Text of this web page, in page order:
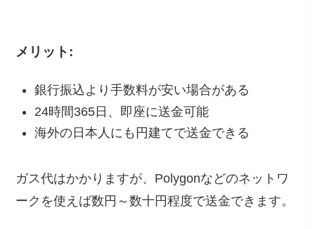
メリット:
銀行振込より手数料が安い場合がある
24時間365日、即座に送金可能
海外の日本人にも円建てで送金できる
ガス代はかかりますが、Polygonなどのネットワ
ークを使えば数円～数十円程度で送金できます。